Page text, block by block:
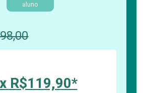
aluno
R$119,90*